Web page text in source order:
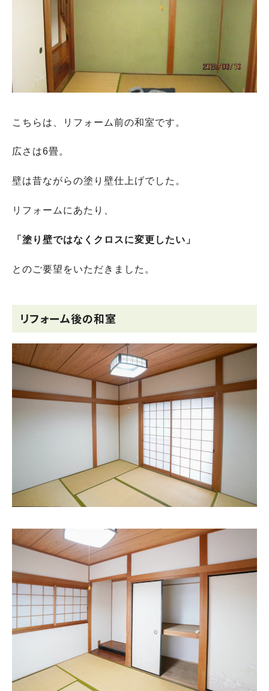
こちらは、リフォーム前の和室です。
広さは6畳。
壁は昔ながらの塗り壁仕上げでした。
リフォームにあたり、
「塗り壁ではなくクロスに変更したい」
とのご要望をいただきました。
リフォーム後の和室